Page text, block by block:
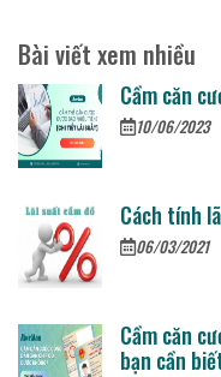
Bài viết xem nhiều
Cầm căn
10/06/2023
Cách tính
06/03/2021
Cầm căn
bạn cần